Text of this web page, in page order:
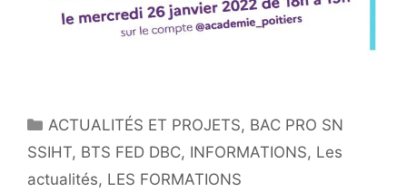
Catégories
ACTUALITÉS ET PROJETS, BAC PRO SN
SSIHT, BTS FED DBC, INFORMATIONS, Les
actualités, LES FORMATIONS